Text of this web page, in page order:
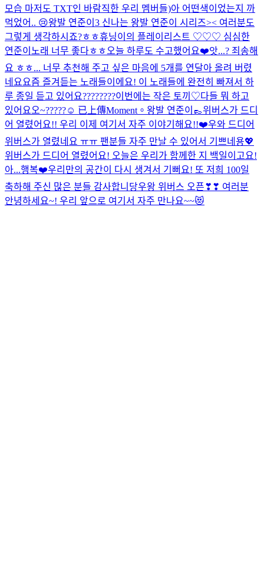
모습 마저도 TXT인 바람직한 우리 멤버들)아 어떤색이었는지 까
먹었어.. 😢왕발 연준이3 신나는 왕발 연준이 시리즈>< 여러분도
그렇게 생각하시죠?ㅎㅎ휴닝이의 플레이리스트 ♡♡♡ 심심한
연준이 노래 너무 좋다ㅎㅎ 오늘 하루도 수고했어요❤️앗...? 죄송해
요 ㅎㅎ... 너무 추천해 주고 싶은 마음에 5개를 연달아 올려 버렸
네요 요즘 즐겨듣는 노래들이에요! 이 노래들에 완전히 빠져서 하
루 종일 듣고 있어요????????이번에는 작은 토끼♡다들 뭐 하고
있어요오~?????☺️ 已上傳Moment。 왕발 연준이👞위버스가 드디
어 열렸어요!! 우리 이제 여기서 자주 이야기해요!!❤️우와 드디어
위버스가 열렸네요 ㅠㅠ 팬분들 자주 만날 수 있어서 기쁘네용💖
위버스가 드디어 열렸어요! 오늘은 우리가 함께한 지 백일이고요!
아...행복❤️우리만의 공간이 다시 생겨서 기뻐요! 또 저희 100일
축하해 주신 많은 분들 감사합니당우왕 위버스 오픈❣❣ 여러분
안녕하세요~! 우리 앞으로 여기서 자주 만나요~~😻